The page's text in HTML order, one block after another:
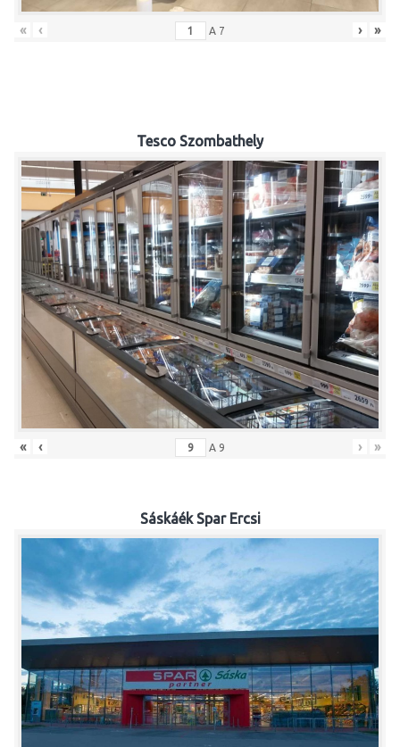
« ‹ A 7 › »
Tesco Szombathely
« ‹ A 9 › »
Sáskáék Spar Ercsi